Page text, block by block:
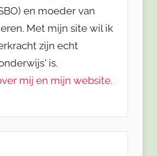
en moeder van
Met mijn site wil ik
zijn echt
is.
mij en mijn website.